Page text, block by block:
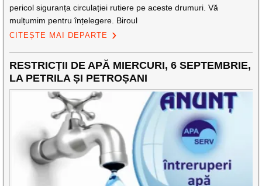
pericol siguranța circulației rutiere pe aceste drumuri. Vă
mulțumim pentru înțelegere. Biroul
CITEȘTE MAI DEPARTE
RESTRICȚII DE APĂ MIERCURI, 6 SEPTEMBRIE,
LA PETRILA ȘI PETROȘANI